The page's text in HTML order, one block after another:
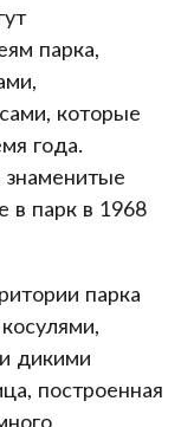
парка,
которые
года.
знаменитые
в парк в 1968
парка
дикими
построенная